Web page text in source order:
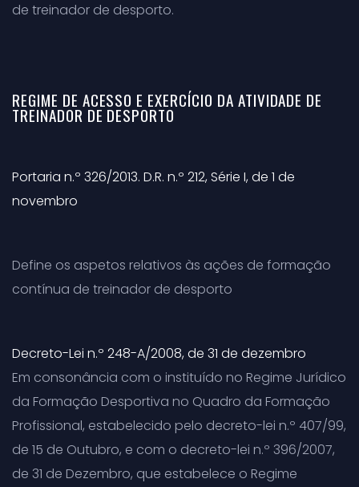
de treinador de desporto.
REGIME DE ACESSO E EXERCÍCIO DA ATIVIDADE DE
TREINADOR DE DESPORTO
Portaria n.º 326/2013. D.R. n.º 212, Série I, de 1 de
novembro
Define os aspetos relativos às ações de formação
contínua de treinador de desporto
Decreto-Lei n.º 248-A/2008, de 31 de dezembro
Em consonância com o instituído no Regime Jurídico
da Formação Desportiva no Quadro da Formação
Profissional, estabelecido pelo decreto-lei n.º 407/99,
de 15 de Outubro, e com o decreto-lei n.º 396/2007,
de 31 de Dezembro, que estabelece o Regime